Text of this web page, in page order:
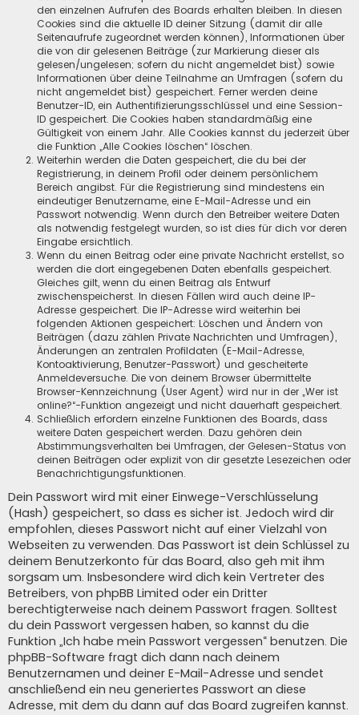
den einzelnen Aufrufen des Boards erhalten bleiben. In diesen
Cookies sind die aktuelle ID deiner Sitzung (damit dir alle
Seitenaufrufe zugeordnet werden können), Informationen über
die von dir gelesenen Beiträge (zur Markierung dieser als
gelesen/ungelesen; sofern du nicht angemeldet bist) sowie
Informationen über deine Teilnahme an Umfragen (sofern du
nicht angemeldet bist) gespeichert. Ferner werden deine
Benutzer-ID, ein Authentifizierungsschlüssel und eine Session-
ID gespeichert. Die Cookies haben standardmäßig eine
Gültigkeit von einem Jahr. Alle Cookies kannst du jederzeit über
die Funktion „Alle Cookies löschen“ löschen.
Weiterhin werden die Daten gespeichert, die du bei der
Registrierung, in deinem Profil oder deinem persönlichem
Bereich angibst. Für die Registrierung sind mindestens ein
eindeutiger Benutzername, eine E-Mail-Adresse und ein
Passwort notwendig. Wenn durch den Betreiber weitere Daten
als notwendig festgelegt wurden, so ist dies für dich vor deren
Eingabe ersichtlich.
Wenn du einen Beitrag oder eine private Nachricht erstellst, so
werden die dort eingegebenen Daten ebenfalls gespeichert.
Gleiches gilt, wenn du einen Beitrag als Entwurf
zwischenspeicherst. In diesen Fällen wird auch deine IP-
Adresse gespeichert. Die IP-Adresse wird weiterhin bei
folgenden Aktionen gespeichert: Löschen und Ändern von
Beiträgen (dazu zählen Private Nachrichten und Umfragen),
Änderungen an zentralen Profildaten (E-Mail-Adresse,
Kontoaktivierung, Benutzer-Passwort) und gescheiterte
Anmeldeversuche. Die von deinem Browser übermittelte
Browser-Kennzeichnung (User Agent) wird nur in der „Wer ist
online?“-Funktion angezeigt und nicht dauerhaft gespeichert.
Schließlich erfordern einzelne Funktionen des Boards, dass
weitere Daten gespeichert werden. Dazu gehören dein
Abstimmungsverhalten bei Umfragen, der Gelesen-Status von
deinen Beiträgen oder explizit von dir gesetzte Lesezeichen oder
Benachrichtigungsfunktionen.
Dein Passwort wird mit einer Einwege-Verschlüsselung
(Hash) gespeichert, so dass es sicher ist. Jedoch wird dir
empfohlen, dieses Passwort nicht auf einer Vielzahl von
Webseiten zu verwenden. Das Passwort ist dein Schlüssel zu
deinem Benutzerkonto für das Board, also geh mit ihm
sorgsam um. Insbesondere wird dich kein Vertreter des
Betreibers, von phpBB Limited oder ein Dritter
berechtigterweise nach deinem Passwort fragen. Solltest
du dein Passwort vergessen haben, so kannst du die
Funktion „Ich habe mein Passwort vergessen“ benutzen. Die
phpBB-Software fragt dich dann nach deinem
Benutzernamen und deiner E-Mail-Adresse und sendet
anschließend ein neu generiertes Passwort an diese
Adresse, mit dem du dann auf das Board zugreifen kannst.